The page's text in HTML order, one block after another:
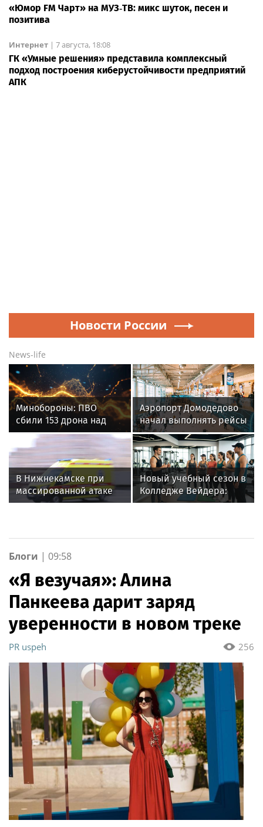
«Юмор FM Чарт» на МУЗ‑ТВ: микс шуток, песен и
позитива
Интернет | 7 августа, 18:08
ГК «Умные решения» представила комплексный
подход построения киберустойчивости предприятий
АПК
Новости России
News-life
Минобороны: ПВО
сбили 153 дрона над
Россией за ночь 9
августа
Аэропорт Домодедово
начал выполнять рейсы
по согласованию
В Нижнекамске при
массированной атаке
БПЛА погибли люди
Новый учебный сезон в
Колледже Вейдера:
стартовали очные
специалистов
Блоги | 09:58
«Я везучая»: Алина
Панкеева дарит заряд
уверенности в новом треке
256
PR uspeh